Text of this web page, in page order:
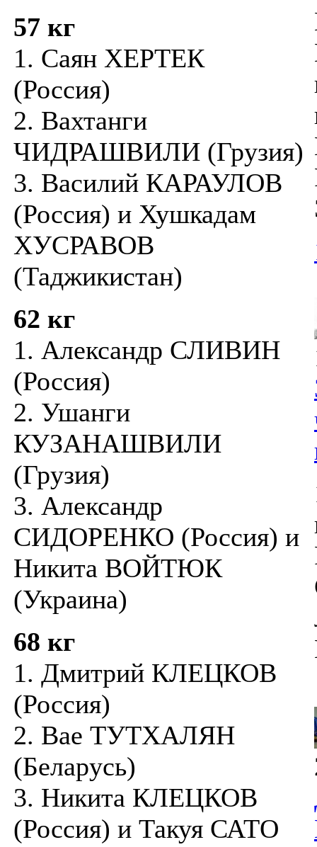
57 кг
1. Саян ХЕРТЕК
(Россия)
2. Вахтанги
ЧИДРАШВИЛИ (Грузия)
3. Василий КАРАУЛОВ
(Россия) и Хушкадам
ХУСРАВОВ
(Таджикистан)
62 кг
1. Александр СЛИВИН
(Россия)
2. Ушанги
КУЗАНАШВИЛИ
(Грузия)
3. Александр
СИДОРЕНКО (Россия) и
Никита ВОЙТЮК
(Украина)
68 кг
1. Дмитрий КЛЕЦКОВ
(Россия)
2. Вае ТУТХАЛЯН
(Беларусь)
3. Никита КЛЕЦКОВ
(Россия) и Такуя САТО